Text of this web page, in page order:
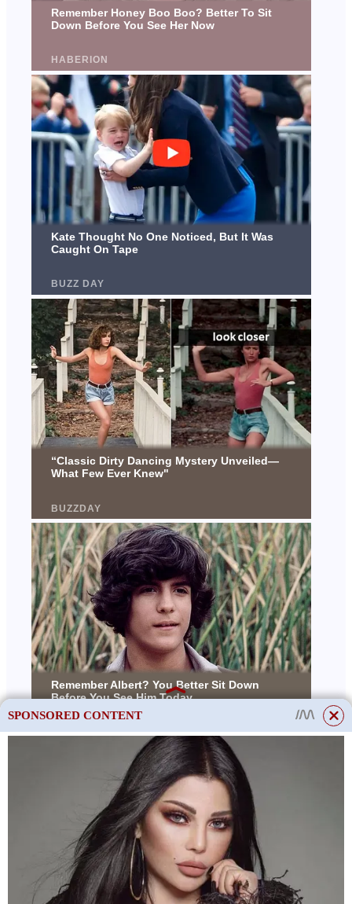
SPONSORED CONTENT